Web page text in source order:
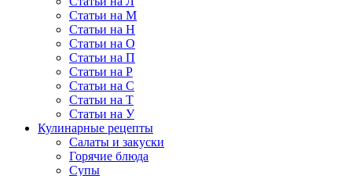
Статьи на М
Статьи на Н
Статьи на О
Статьи на П
Статьи на Р
Статьи на С
Статьи на Т
Статьи на У
Кулинарные рецепты
Салаты и закуски
Горячие блюда
Супы